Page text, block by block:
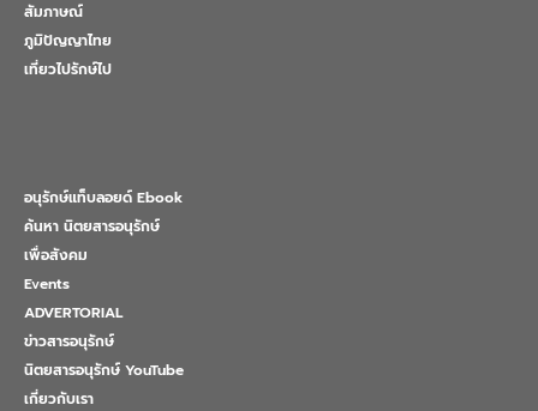
สัมภาษณ์
ภูมิปัญญาไทย
เที่ยวไปรักษ์ไป
อนุรักษ์แท็บลอยด์ Ebook
ค้นหา นิตยสารอนุรักษ์
เพื่อสังคม
Events
ADVERTORIAL
ข่าวสารอนุรักษ์
นิตยสารอนุรักษ์ YouTube
เกี่ยวกับเรา